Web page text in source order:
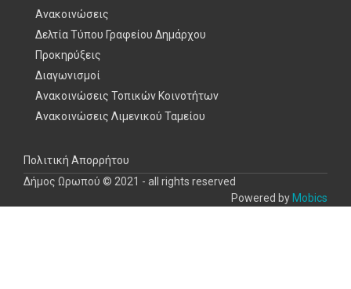
Ανακοινώσεις
Δελτία Τύπου Γραφείου Δημάρχου
Προκηρύξεις
Διαγωνισμοί
Ανακοινώσεις Τοπικών Κοινοτήτων
Ανακοινώσεις Λιμενικού Ταμείου
Υποσέλιδο
Πολιτική Απορρήτου
Δήμος Ωρωπού © 2021 - all rights reserved
Powered by Mobics